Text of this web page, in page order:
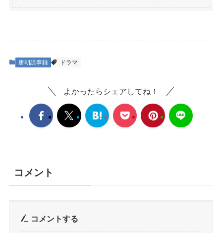
唐朝詭事録 ドラマ
よかったらシェアしてね！
コメント
コメントする